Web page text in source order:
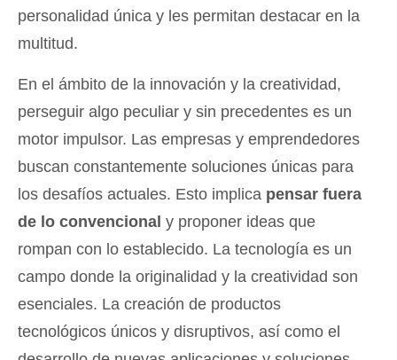
personalidad única y les permitan destacar en la
multitud.
En el ámbito de la innovación y la creatividad,
perseguir algo peculiar y sin precedentes es un
motor impulsor. Las empresas y emprendedores
buscan constantemente soluciones únicas para
los desafíos actuales. Esto implica pensar fuera
de lo convencional y proponer ideas que
rompan con lo establecido. La tecnología es un
campo donde la originalidad y la creatividad son
esenciales. La creación de productos
tecnológicos únicos y disruptivos, así como el